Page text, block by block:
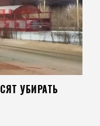
УБИРАТЬ